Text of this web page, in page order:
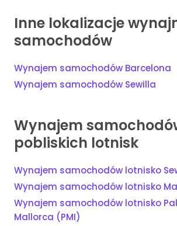
Inne lokalizacje
samochodów
Wynajem samochodów Barcelona
Wynajem samochodów Sewilla
Wynajem
pobliskich lotnisk
Wynajem samochodów lotnisko
Wynajem samochodów lotnisko
Wynajem samochodów lotnisko
Mallorca (PMI)